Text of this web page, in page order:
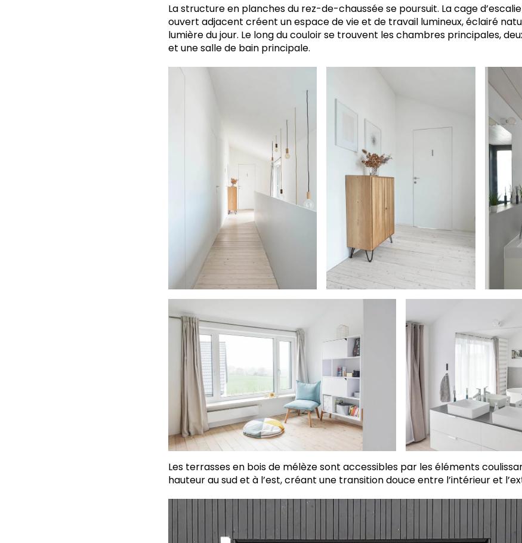
La structure en planches du rez-de-chaussée se poursuit. La cage
ouvert adjacent créent un espace de vie et de travail lumineux, éclairé
lumière du jour. Le long du couloir se trouvent les chambres principales,
et une salle de bain principale.
Les terrasses en bois de mélèze sont accessibles par les éléments
hauteur au sud et à l’est, créant une transition douce entre l’intérieur et